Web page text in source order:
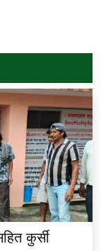
कुर्सी